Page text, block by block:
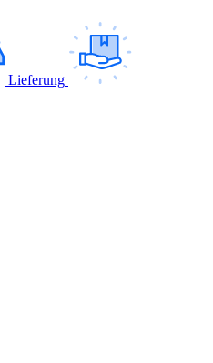
Lieferung